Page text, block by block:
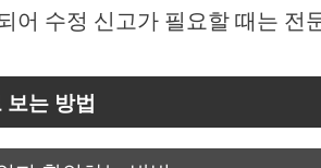
어 수정 신고가 필요할 때는 전
는 방법